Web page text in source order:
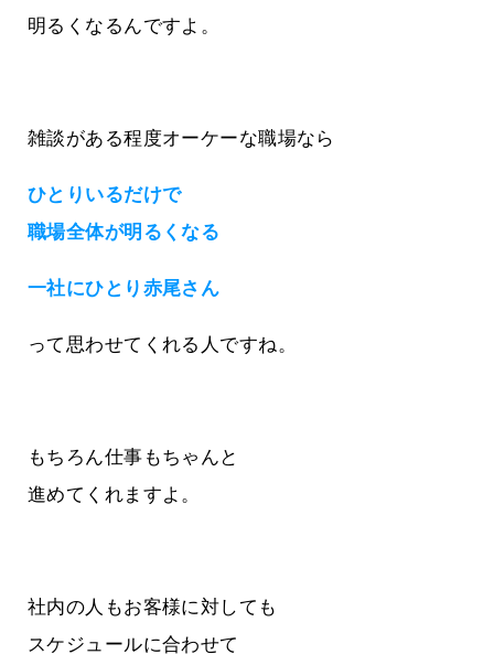
明るくなるんですよ。
雑談がある程度オーケーな職場なら
ひとりいるだけで
職場全体が明るくなる
一社にひとり赤尾さん
って思わせてくれる人ですね。
もちろん仕事もちゃんと
進めてくれますよ。
社内の人もお客様に対しても
スケジュールに合わせて